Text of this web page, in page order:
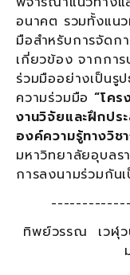
อนาคต รวมทั้งแนว
มือสำหรับการจัดก
เกี่ยวข้อง จากการ
ร่วมมืออย่างเป็นรู
ความร่วมมือ“โค
งานวิจัยและฝึกปร
องค์ความรู้ทางวิช
มหาวิทยาลัยอุบลร
การลงนามร่วมกัน
ทิพย์วรรณ เวฬุว